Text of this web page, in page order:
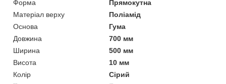
Форма
Прямокутна
Матеріал верху
Поліамід
Основа
Гума
Довжина
700 мм
Ширина
500 мм
Висота
10 мм
Колір
Сірий